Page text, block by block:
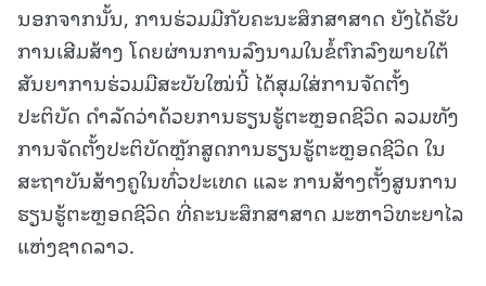
ນອກຈາກນັ້ນ, ການຮ່ວມມືກັບຄະນະສຶກສາສາດ ຍັງໄດ້ຮັບ
ການເສີມສ້າງ ໂດຍຜ່ານການລົງນາມໃນຂໍ້ຕົກລົງພາຍໃຕ້
ສັນຍາການຮ່ວມມືສະບັບໃໝ່ນີ້ ໄດ້ສຸມໃສ່ການຈັດຕັ້ງ
ປະຕິບັດ ດຳລັດວ່າດ້ວຍການຮຽນຮູ້ຕະຫຼອດຊີວິດ ລວມທັງ
ການຈັດຕັ້ງປະຕິບັດຫຼັກສູດການຮຽນຮູ້ຕະຫຼອດຊີວິດ ໃນ
ສະຖາບັນສ້າງຄູໃນທົ່ວປະເທດ ແລະ ການສ້າງຕັ້ງສູນການ
ຮຽນຮູ້ຕະຫຼອດຊີວິດ ທີ່ຄະນະສຶກສາສາດ ມະຫາວິທະຍາໄລ
ແຫ່ງຊາດລາວ.